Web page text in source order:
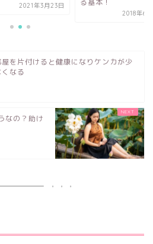
屋を片付けると健康になりケンカが少
くなる
なの？助け